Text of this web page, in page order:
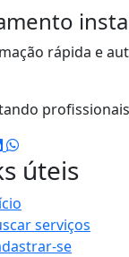
rápida e
úteis
serviços
se